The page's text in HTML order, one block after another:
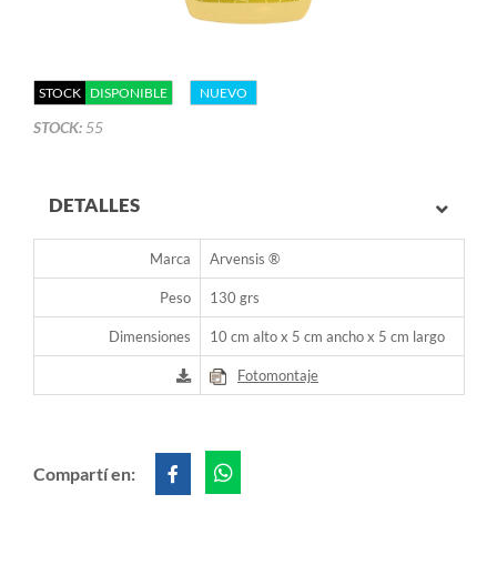
STOCK DISPONIBLE NUEVO
STOCK: 55
DETALLES
Marca Arvensis ®
Peso 130 grs
Dimensiones 10 cm alto x 5 cm ancho x 5 cm largo
Fotomontaje
Compartí en: